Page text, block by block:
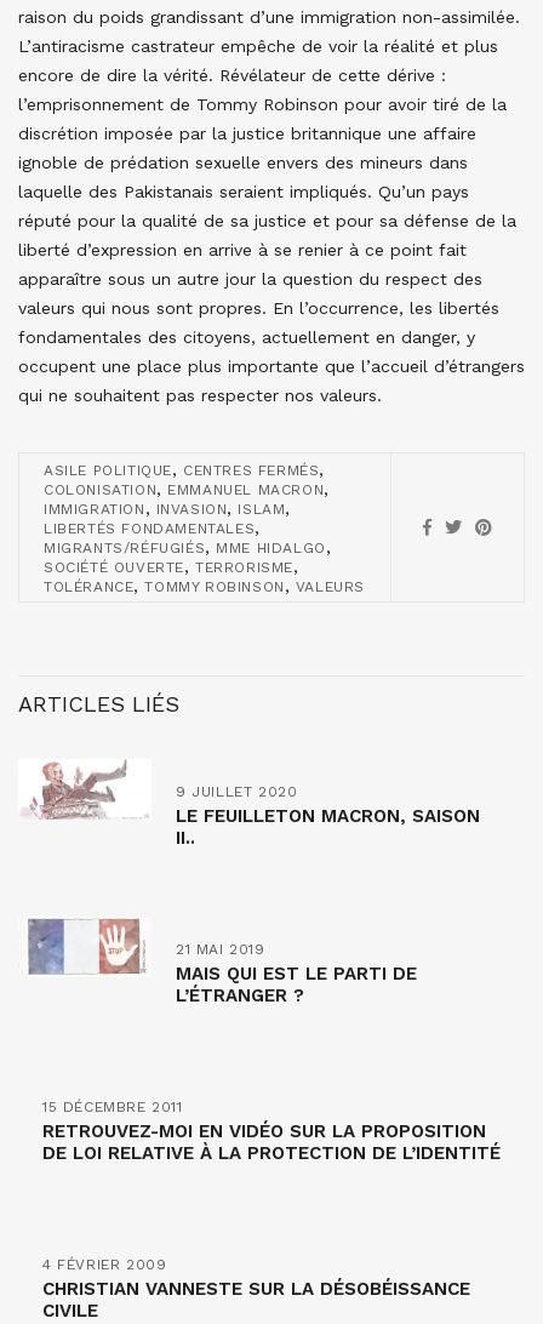
raison du poids grandissant d’une immigration non-assimilée.
L’antiracisme castrateur empêche de voir la réalité et plus
encore de dire la vérité. Révélateur de cette dérive :
l’emprisonnement de Tommy Robinson pour avoir tiré de la
discrétion imposée par la justice britannique une affaire
ignoble de prédation sexuelle envers des mineurs dans
laquelle des Pakistanais seraient impliqués. Qu’un pays
réputé pour la qualité de sa justice et pour sa défense de la
liberté d’expression en arrive à se renier à ce point fait
apparaître sous un autre jour la question du respect des
valeurs qui nous sont propres. En l’occurrence, les libertés
fondamentales des citoyens, actuellement en danger, y
occupent une place plus importante que l’accueil d’étrangers
qui ne souhaitent pas respecter nos valeurs.
ASILE POLITIQUE, CENTRES FERMÉS,
COLONISATION, EMMANUEL MACRON,
IMMIGRATION , INVASION, ISLAM,
LIBERTÉS FONDAMENTALES,
MIGRANTS/RÉFUGIÉS, MME HIDALGO ,
SOCIÉTÉ OUVERTE, TERRORISME,
TOLÉRANCE,TOMMY ROBINSON , VALEURS
ARTICLES LIÉS
9 JUILLET 2020
LE FEUILLETON MACRON, SAISON
II..
21 MAI 2019
MAIS QUI EST LE PARTI DE
L’ÉTRANGER ?
15 DÉCEMBRE 2011
RETROUVEZ-MOI EN VIDÉO SUR LA PROPOSITION
DE LOI RELATIVE À LA PROTECTION DE L’IDENTITÉ
4 FÉVRIER 2009
CHRISTIAN VANNESTE SUR LA DÉSOBÉISSANCE
CIVILE